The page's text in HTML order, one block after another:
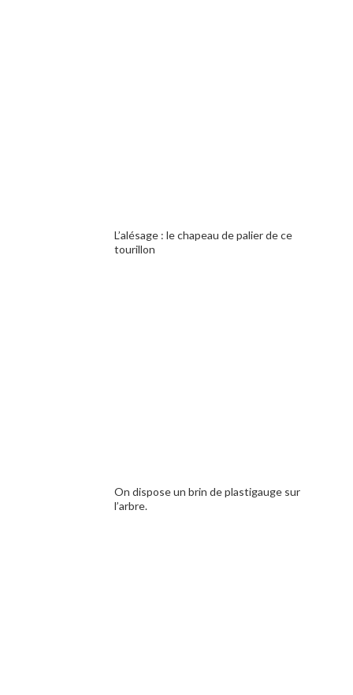
L’alésage : le chapeau de palier de ce
tourillon
On dispose un brin de plastigauge sur
l’arbre.